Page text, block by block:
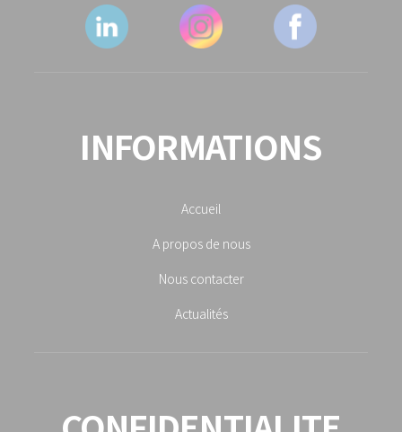
INFORMATIONS
Accueil
A propos de nous
Nous contacter
Actualités